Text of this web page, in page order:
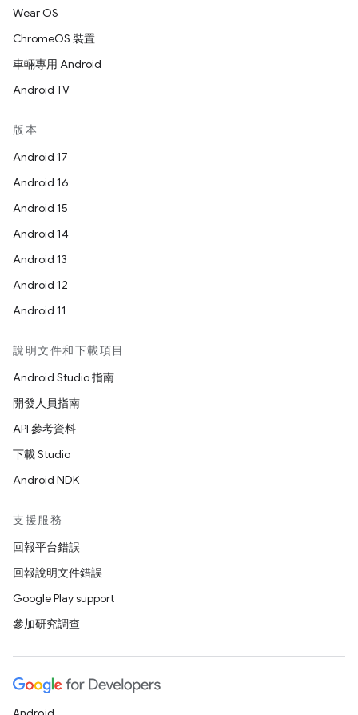
Wear OS
ChromeOS 裝置
車輛專用 Android
Android TV
版本
Android 17
Android 16
Android 15
Android 14
Android 13
Android 12
Android 11
說明文件和下載項目
Android Studio 指南
開發人員指南
API 參考資料
下載 Studio
Android NDK
支援服務
回報平台錯誤
回報說明文件錯誤
Google Play support
參加研究調查